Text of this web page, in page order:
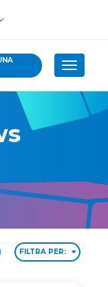
Toggle
FILTRA PER: